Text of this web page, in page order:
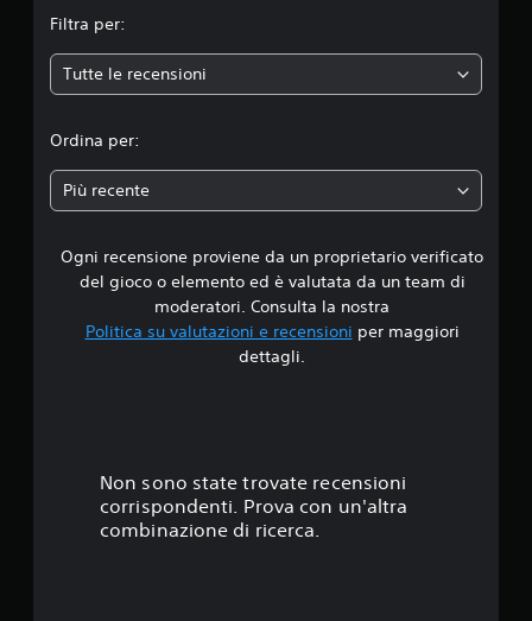
e
d
a
d
i
.
Filtra per:
Tutte le recensioni
Ordina per:
Più recente
Ogni recensione proviene da un proprietario verificato
del gioco o elemento ed è valutata da un team di
moderatori. Consulta la nostra
Politica su valutazioni e recensioni per maggiori
dettagli.
Non sono state trovate recensioni
corrispondenti. Prova con un'altra
combinazione di ricerca.